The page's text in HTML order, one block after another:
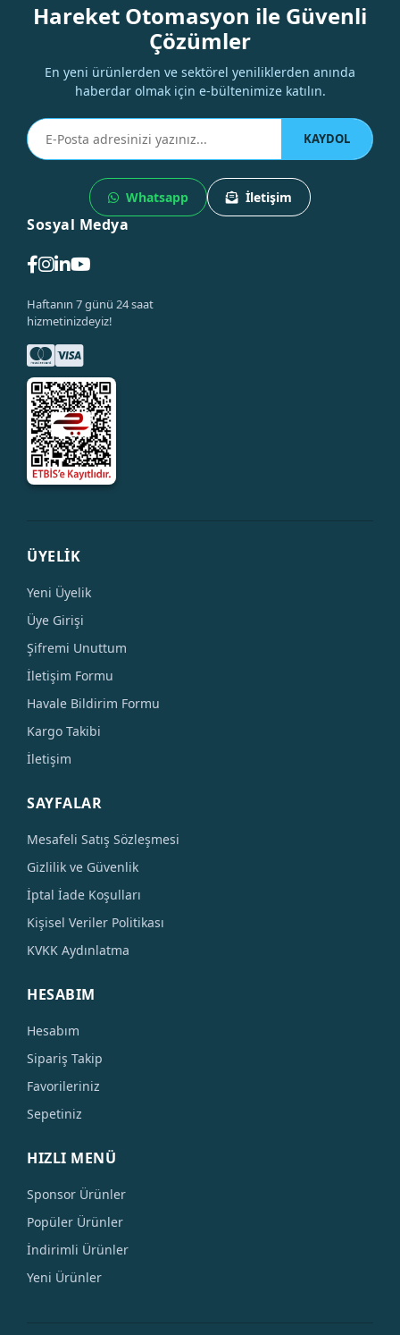
Hareket Otomasyon ile Güvenli
Çözümler
En yeni ürünlerden ve sektörel yeniliklerden anında
haberdar olmak için e-bültenimize katılın.
KAYDOL
Whatsapp İletişim
Sosyal Medya
Haftanın 7 günü 24 saat
hizmetinizdeyiz!
ÜYELİK
Yeni Üyelik
Üye Girişi
Şifremi Unuttum
İletişim Formu
Havale Bildirim Formu
Kargo Takibi
İletişim
SAYFALAR
Mesafeli Satış Sözleşmesi
Gizlilik ve Güvenlik
İptal İade Koşulları
Kişisel Veriler Politikası
KVKK Aydınlatma
HESABIM
Hesabım
Sipariş Takip
Favorileriniz
Sepetiniz
HIZLI MENÜ
Sponsor Ürünler
Popüler Ürünler
İndirimli Ürünler
Yeni Ürünler